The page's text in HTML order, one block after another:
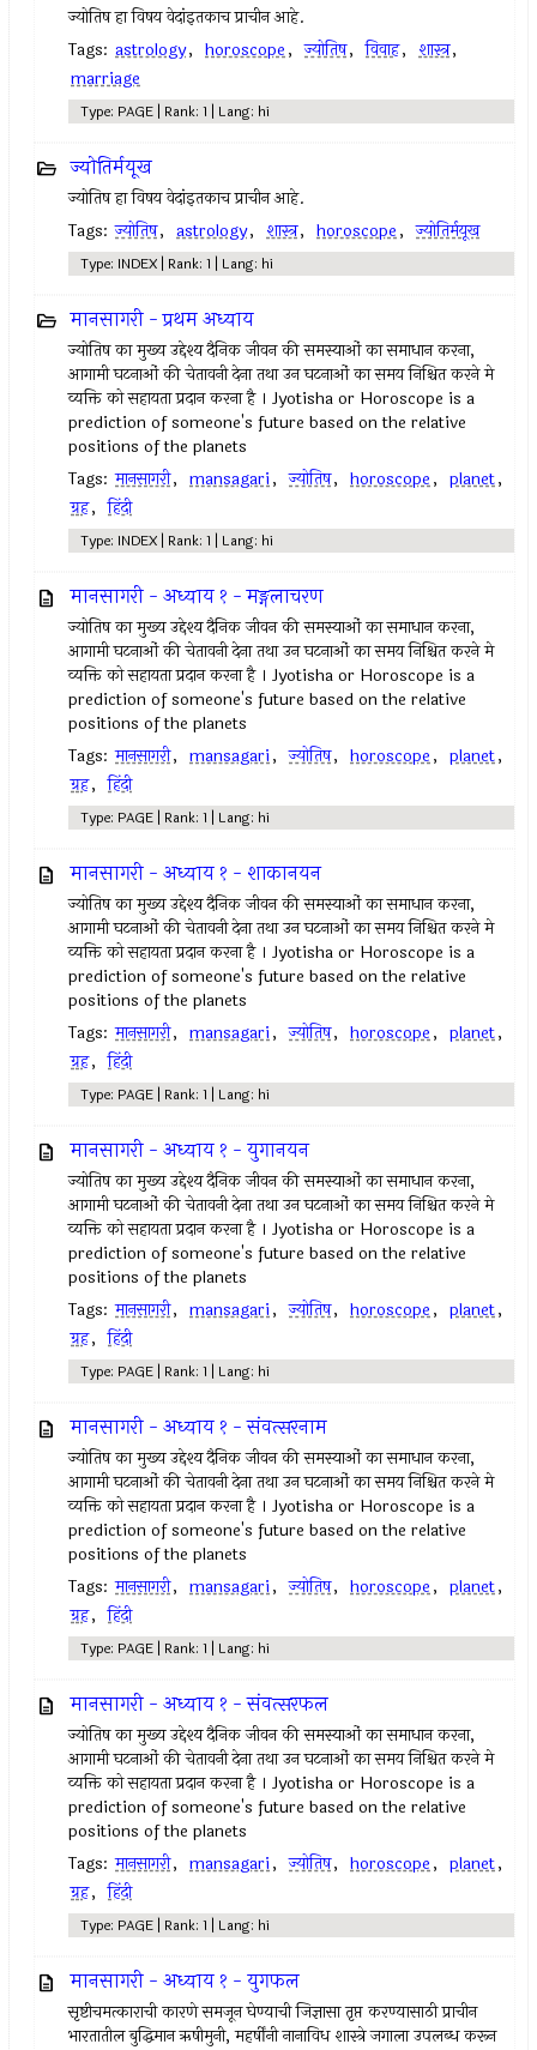
ज्योतिष हा विषय वेदांइतकाच प्राचीन आहे.
Tags: astrology, horoscope, ज्योतिष, विवाह, शास्त्र,
marriage
Type: PAGE | Rank: 1 | Lang: hi
ज्योतिर्मयूख
ज्योतिष हा विषय वेदांइतकाच प्राचीन आहे.
Tags: ज्योतिष, astrology, शास्त्र, horoscope, ज्योतिर्मयूख
Type: INDEX | Rank: 1 | Lang: hi
मानसागरी - प्रथम अध्याय
ज्योतिष का मुख्य उद्देश्य दैनिक जीवन की समस्याओं का समाधान करना,
आगामी घटनाओं की चेतावनी देना तथा उन घटनाओं का समय निश्चित करने मे
व्यक्ति को सहायता प्रदान करना है । Jyotisha or Horoscope is a
prediction of someone's future based on the relative
positions of the planets
Tags: मानसागरी, mansagari, ज्योतिष, horoscope, planet,
ग्रह, हिंदी
Type: INDEX | Rank: 1 | Lang: hi
मानसागरी - अध्याय १ - मङ्गलाचरण
ज्योतिष का मुख्य उद्देश्य दैनिक जीवन की समस्याओं का समाधान करना,
आगामी घटनाओं की चेतावनी देना तथा उन घटनाओं का समय निश्चित करने मे
व्यक्ति को सहायता प्रदान करना है । Jyotisha or Horoscope is a
prediction of someone's future based on the relative
positions of the planets
Tags: मानसागरी, mansagari, ज्योतिष, horoscope, planet,
ग्रह, हिंदी
Type: PAGE | Rank: 1 | Lang: hi
मानसागरी - अध्याय १ - शाकानयन
ज्योतिष का मुख्य उद्देश्य दैनिक जीवन की समस्याओं का समाधान करना,
आगामी घटनाओं की चेतावनी देना तथा उन घटनाओं का समय निश्चित करने मे
व्यक्ति को सहायता प्रदान करना है । Jyotisha or Horoscope is a
prediction of someone's future based on the relative
positions of the planets
Tags: मानसागरी, mansagari, ज्योतिष, horoscope, planet,
ग्रह, हिंदी
Type: PAGE | Rank: 1 | Lang: hi
मानसागरी - अध्याय १ - युगानयन
ज्योतिष का मुख्य उद्देश्य दैनिक जीवन की समस्याओं का समाधान करना,
आगामी घटनाओं की चेतावनी देना तथा उन घटनाओं का समय निश्चित करने मे
व्यक्ति को सहायता प्रदान करना है । Jyotisha or Horoscope is a
prediction of someone's future based on the relative
positions of the planets
Tags: मानसागरी, mansagari, ज्योतिष, horoscope, planet,
ग्रह, हिंदी
Type: PAGE | Rank: 1 | Lang: hi
मानसागरी - अध्याय १ - संवत्सरनाम
ज्योतिष का मुख्य उद्देश्य दैनिक जीवन की समस्याओं का समाधान करना,
आगामी घटनाओं की चेतावनी देना तथा उन घटनाओं का समय निश्चित करने मे
व्यक्ति को सहायता प्रदान करना है । Jyotisha or Horoscope is a
prediction of someone's future based on the relative
positions of the planets
Tags: मानसागरी, mansagari, ज्योतिष, horoscope, planet,
ग्रह, हिंदी
Type: PAGE | Rank: 1 | Lang: hi
मानसागरी - अध्याय १ - संवत्सरफल
ज्योतिष का मुख्य उद्देश्य दैनिक जीवन की समस्याओं का समाधान करना,
आगामी घटनाओं की चेतावनी देना तथा उन घटनाओं का समय निश्चित करने मे
व्यक्ति को सहायता प्रदान करना है । Jyotisha or Horoscope is a
prediction of someone's future based on the relative
positions of the planets
Tags: मानसागरी, mansagari, ज्योतिष, horoscope, planet,
ग्रह, हिंदी
Type: PAGE | Rank: 1 | Lang: hi
मानसागरी - अध्याय १ - युगफल
सृष्टीचमत्काराची कारणे समजून घेण्याची जिज्ञासा तृप्त करण्यासाठी प्राचीन
भारतातील बुद्धिमान ऋषीमुनी, महर्षींनी नानाविध शास्त्रे जगाला उपलब्ध करून